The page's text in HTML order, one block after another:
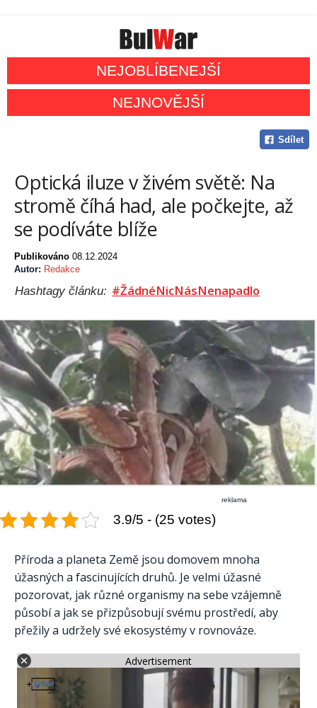
NEJOBLÍBENEJŠÍ
NEJNOVĚJŠÍ
Sdílet
Optická iluze v živém světě: Na
stromě číhá had, ale počkejte, až
se podíváte blíže
Publikováno 08.12.2024
Autor: Redakce
Hashtagy článku: #ŽádnéNicNásNenapadlo
reklama
3.9/5 - (25 votes)
Příroda a planeta Země jsou domovem mnoha
úžasných a fascinujících druhů. Je velmi úžasné
pozorovat, jak různé organismy na sebe vzájemně
působí a jak se přizpůsobují svému prostředí, aby
přežily a udržely své ekosystémy v rovnováze.
Advertisement